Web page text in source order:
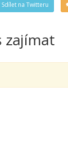
Sdílet na Twitteru
zajímat